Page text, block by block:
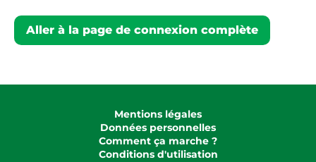
Aller à la page de connexion complète
Mentions légales
Données personnelles
Comment ça marche ?
Conditions d'utilisation